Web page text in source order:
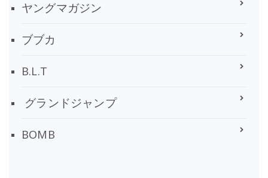
ヤングマガジン
ブブカ
B.L.T
グランドジャンプ
BOMB